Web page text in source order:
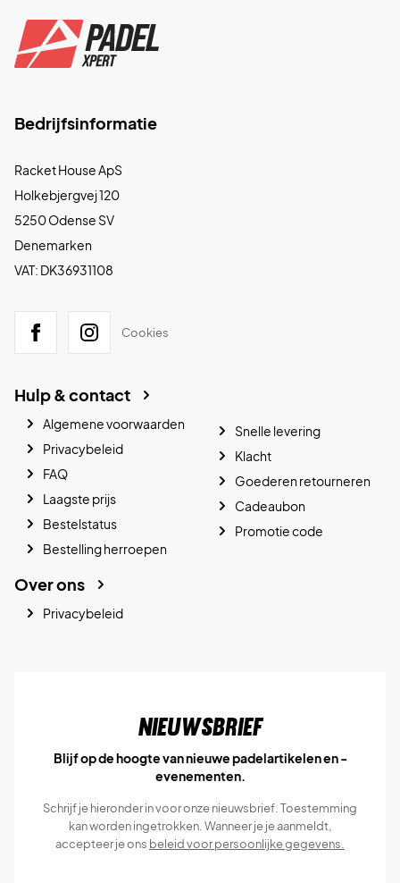
Bedrijfsinformatie
Racket House ApS
Holkebjergvej 120
5250 Odense SV
Denemarken
VAT: DK36931108
Cookies
Hulp & contact
Algemene voorwaarden
Privacybeleid
FAQ
Laagste prijs
Bestelstatus
Bestelling herroepen
Snelle levering
Klacht
Goederen retourneren
Cadeaubon
Promotie code
Over ons
Privacybeleid
Nieuwsbrief
Blijf op de hoogte van nieuwe padelartikelen en -
evenementen.
Schrijf je hieronder in voor onze nieuwsbrief. Toestemming
kan worden ingetrokken. Wanneer je je aanmeldt,
accepteer je ons beleid voor persoonlijke gegevens.